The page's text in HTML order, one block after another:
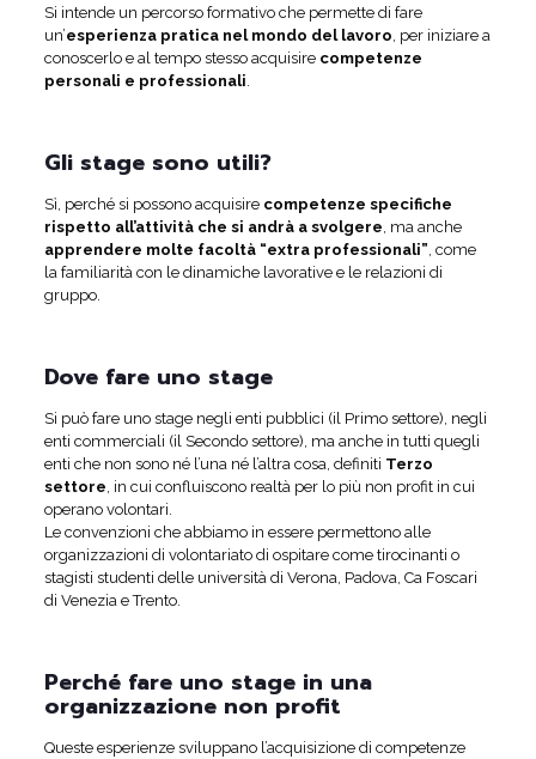
Si intende un percorso formativo che permette di fare
un’esperienza pratica nel mondo del lavoro , per iniziare a
conoscerlo e al tempo stesso acquisire competenze
personali e professionali
Gli stage sono utili?
Sì, perché si possono acquisire competenze specifiche
rispetto all’attività che si andrà a svolgere , ma anche
apprendere molte facoltà “extra professionali” , come
la familiarità con le dinamiche lavorative e le relazioni di
gruppo.
Dove fare uno stage
Si può fare uno stage negli enti pubblici (il Primo settore), negli
enti commerciali (il Secondo settore), ma anche in tutti quegli
enti che non sono né l’una né l’altra cosa, definiti Terzo
settore , in cui confluiscono realtà per lo più non profit in cui
operano volontari.
Le convenzioni che abbiamo in essere permettono alle
organizzazioni di volontariato di ospitare come tirocinanti o
stagisti studenti delle università di Verona, Padova, Ca Foscari
di Venezia e Trento.
Perché fare uno stage in una
organizzazione non profit
Queste esperienze sviluppano l’acquisizione di competenze